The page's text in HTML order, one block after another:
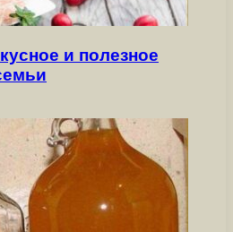
и полезное